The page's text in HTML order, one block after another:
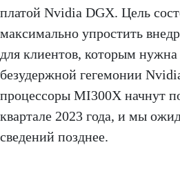
платой Nvidia DGX. Цель
максимально упростить
для клиентов, которым нужна
безудержной гегемонии
процессоры MI300X начнут
квартале 2023 года, и мы
сведений позднее.